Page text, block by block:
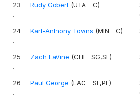
23
.
Rudy Gobert (UTA - C)
24
.
Karl-Anthony Towns (MIN - C)
25
.
Zach LaVine (CHI - SG,SF)
26
.
Paul George (LAC - SF,PF)